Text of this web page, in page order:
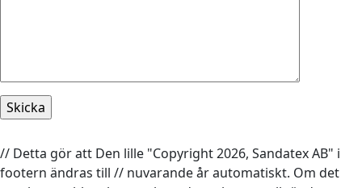
// Detta gör att Den lille "Copyright 2026, Sandatex AB" i
footern ändras till // nuvarande år automatiskt. Om det